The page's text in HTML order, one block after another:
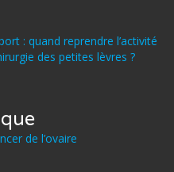
: quand reprendre l’activité
des petites lèvres ?
de l’ovaire